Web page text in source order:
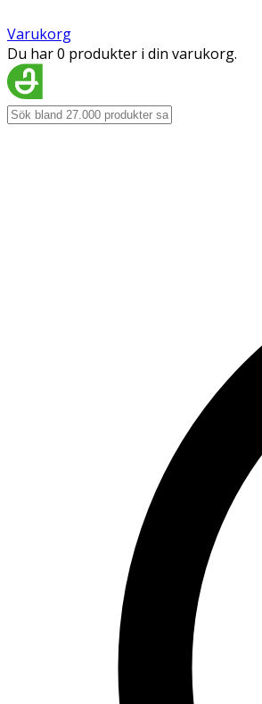
Varukorg
Du har 0 produkter i din varukorg.